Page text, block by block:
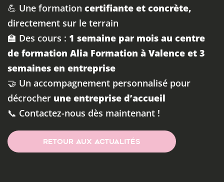
💪 Une formation certifiante et concrète,
directement sur le terrain
🏫 Des cours : 1 semaine par mois au centre
de formation Alia Formation à Valence et 3
semaines en entreprise
🤝 Un accompagnement personnalisé pour
décrocher une entreprise d’accueil
📞 Contactez-nous dès maintenant !
RETOUR AUX ACTUALITÉS